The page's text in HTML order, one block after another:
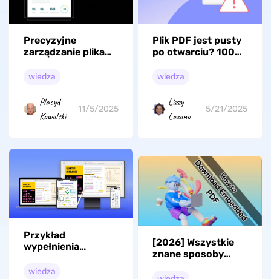
Precyzyjne
zarządzanie plikami
sprawdzić wymiary
wiedza
Placyd
Kowalski
11/5/2025
Plik PDF jest pusty
po otwarciu? 100%
sposoby
wiedza
Lizzy
Lozano
5/21/2025
Przykład
wypełnienia
jak go wypełnić?
wiedza
[2026] Wszystkie
znane sposoby